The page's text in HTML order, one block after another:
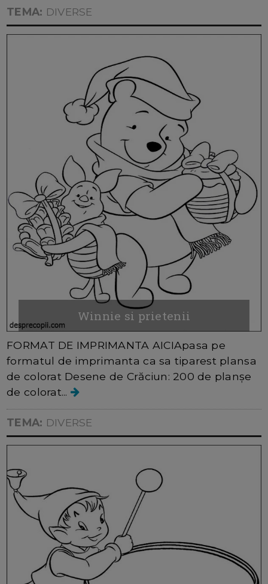
TEMA: DIVERSE
Winnie si prietenii
FORMAT DE IMPRIMANTA AICIApasa pe
formatul de imprimanta ca sa tiparest plansa
de colorat Desene de Crăciun: 200 de planșe
de colorat...
TEMA: DIVERSE